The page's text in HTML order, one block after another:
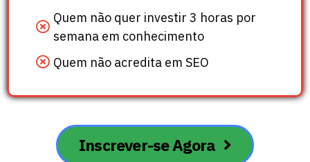
Quem não quer investir 3 horas por
semana em conhecimento
Quem não acredita em SEO
Inscrever-se Agora